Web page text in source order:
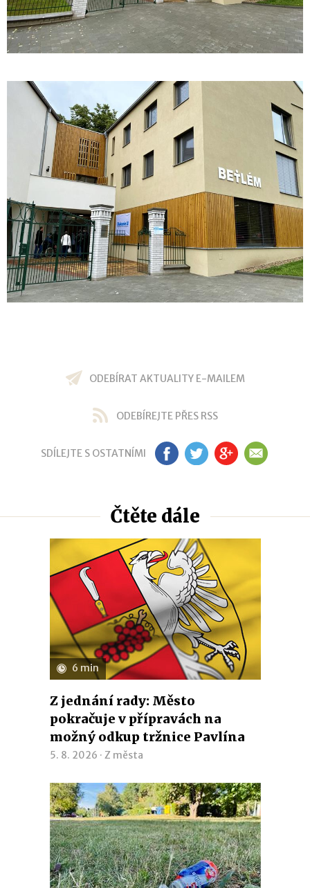
ODEBÍRAT AKTUALITY E-MAILEM
ODEBÍREJTE PŘES RSS
SDÍLEJTE S OSTATNÍMI FB TW GP EM
Čtěte dále
6 min
Z jednání rady: Město
pokračuje v přípravách na
možný odkup tržnice Pavlína
5. 8. 2026 · Z města